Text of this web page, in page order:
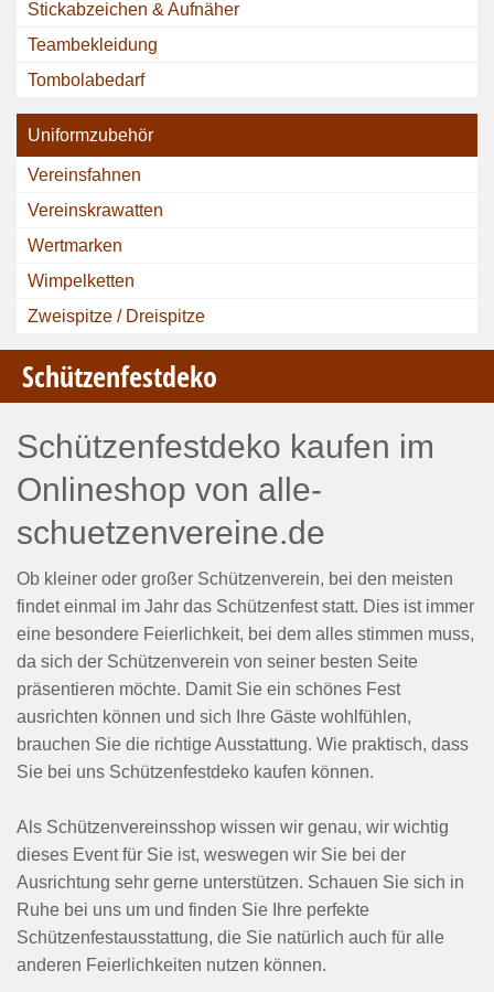
Stickabzeichen & Aufnäher
Teambekleidung
Tombolabedarf
Uniformzubehör
Vereinsfahnen
Vereinskrawatten
Wertmarken
Wimpelketten
Zweispitze / Dreispitze
Schützenfestdeko
Schützenfestdeko kaufen im
Onlineshop von alle-
schuetzenvereine.de
Ob kleiner oder großer Schützenverein, bei den meisten
findet einmal im Jahr das Schützenfest statt. Dies ist immer
eine besondere Feierlichkeit, bei dem alles stimmen muss,
da sich der Schützenverein von seiner besten Seite
präsentieren möchte. Damit Sie ein schönes Fest
ausrichten können und sich Ihre Gäste wohlfühlen,
brauchen Sie die richtige Ausstattung. Wie praktisch, dass
Sie bei uns Schützenfestdeko kaufen können.
Als Schützenvereinsshop wissen wir genau, wir wichtig
dieses Event für Sie ist, weswegen wir Sie bei der
Ausrichtung sehr gerne unterstützen. Schauen Sie sich in
Ruhe bei uns um und finden Sie Ihre perfekte
Schützenfestausstattung, die Sie natürlich auch für alle
anderen Feierlichkeiten nutzen können.